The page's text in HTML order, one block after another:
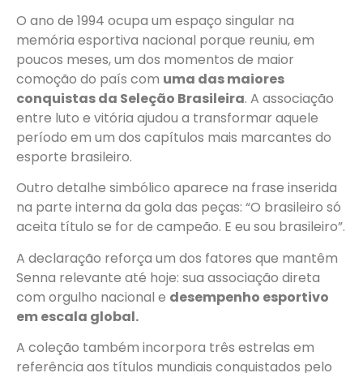
O ano de 1994 ocupa um espaço singular na
memória esportiva nacional porque reuniu, em
poucos meses, um dos momentos de maior
comoção do país com uma das maiores
conquistas da Seleção Brasileira. A associação
entre luto e vitória ajudou a transformar aquele
período em um dos capítulos mais marcantes do
esporte brasileiro.
Outro detalhe simbólico aparece na frase inserida
na parte interna da gola das peças: “O brasileiro só
aceita título se for de campeão. E eu sou brasileiro”.
A declaração reforça um dos fatores que mantêm
Senna relevante até hoje: sua associação direta
com orgulho nacional e desempenho esportivo
em escala global.
A coleção também incorpora três estrelas em
referência aos títulos mundiais conquistados pelo